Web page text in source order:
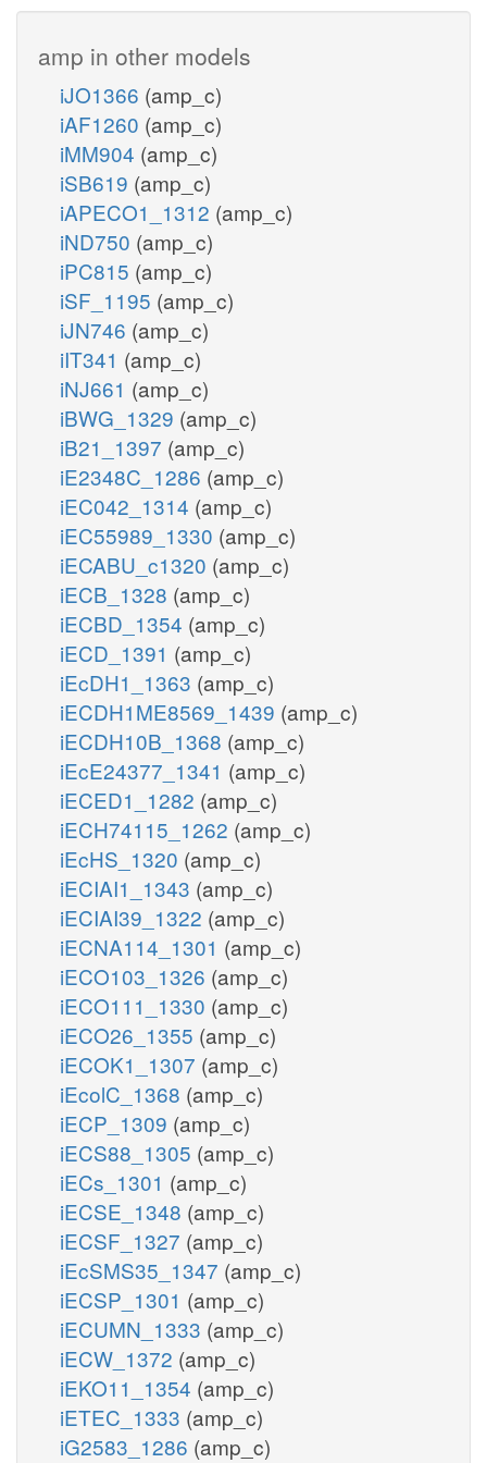
amp in other models
iJO1366 (amp_c)
iAF1260 (amp_c)
iMM904 (amp_c)
iSB619 (amp_c)
iAPECO1_1312 (amp_c)
iND750 (amp_c)
iPC815 (amp_c)
iSF_1195 (amp_c)
iJN746 (amp_c)
iIT341 (amp_c)
iNJ661 (amp_c)
iBWG_1329 (amp_c)
iB21_1397 (amp_c)
iE2348C_1286 (amp_c)
iEC042_1314 (amp_c)
iEC55989_1330 (amp_c)
iECABU_c1320 (amp_c)
iECB_1328 (amp_c)
iECBD_1354 (amp_c)
iECD_1391 (amp_c)
iEcDH1_1363 (amp_c)
iECDH1ME8569_1439 (amp_c)
iECDH10B_1368 (amp_c)
iEcE24377_1341 (amp_c)
iECED1_1282 (amp_c)
iECH74115_1262 (amp_c)
iEcHS_1320 (amp_c)
iECIAI1_1343 (amp_c)
iECIAI39_1322 (amp_c)
iECNA114_1301 (amp_c)
iECO103_1326 (amp_c)
iECO111_1330 (amp_c)
iECO26_1355 (amp_c)
iECOK1_1307 (amp_c)
iEcolC_1368 (amp_c)
iECP_1309 (amp_c)
iECS88_1305 (amp_c)
iECs_1301 (amp_c)
iECSE_1348 (amp_c)
iECSF_1327 (amp_c)
iEcSMS35_1347 (amp_c)
iECSP_1301 (amp_c)
iECUMN_1333 (amp_c)
iECW_1372 (amp_c)
iEKO11_1354 (amp_c)
iETEC_1333 (amp_c)
iG2583_1286 (amp_c)